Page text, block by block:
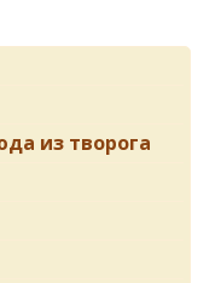
из творога